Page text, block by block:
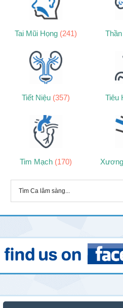
Tai Mũi Họng (241)
Tiết Niệu (357) Tiêu
Tim Mạch (170)